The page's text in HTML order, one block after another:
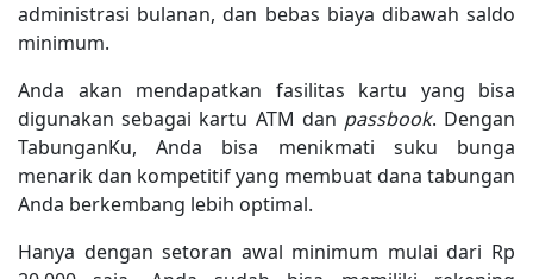
administrasi bulanan, dan bebas biaya dibawah saldo
minimum.
Anda akan mendapatkan fasilitas kartu yang bisa
digunakan sebagai kartu ATM dan passbook. Dengan
TabunganKu, Anda bisa menikmati suku bunga
menarik dan kompetitif yang membuat dana tabungan
Anda berkembang lebih optimal.
Hanya dengan setoran awal minimum mulai dari Rp